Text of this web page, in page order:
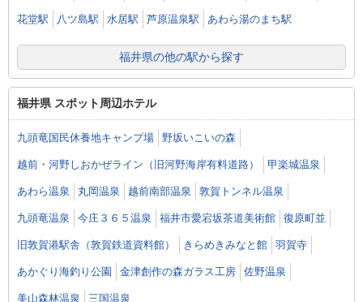
花堂駅 八ツ島駅 水居駅 芦原温泉駅 あわら湯のまち駅
福井県の他の駅から探す
福井県 スポット周辺ホテル
九頭竜国民休養地キャンプ場 野坂いこいの森
越前・河野しおかぜライン（旧河野海岸有料道路） 甲楽城温泉
あわら温泉 丸岡温泉 越前南部温泉 敦賀トンネル温泉
九頭竜温泉 今庄３６５温泉 福井市愛宕坂茶道美術館 復原町並
旧敦賀港駅舎（敦賀鉄道資料館） きらめきみなと館 羽賀寺
あかぐり海釣り公園 金津創作の森ガラス工房 佐野温泉
美山森林温泉 三国温泉